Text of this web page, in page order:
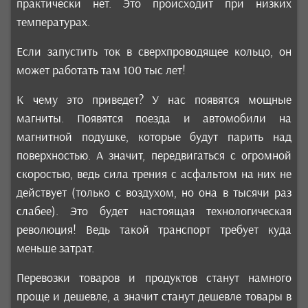
практически нет. Это происходит при низких
температурах.
Если запустить ток в сверхпроводящее кольцо, он
может работать там 100 тыс лет!
К чему это приведет? У нас появятся мощные
магниты. Появятся поезда и автомобили на
магнитной подушке, которые будут парить над
поверхностью. А значит, передвигаться с огромной
скоростью, ведь сила трения с асфальтом на них не
действует (только с воздухом, но она в тысячи раз
слабее). Это будет настоящая технологическая
революция! Ведь такой транспорт требует куда
меньше затрат.
Перевозки товаров и продуктов станут намного
проще и дешевле, а значит станут дешевле товары в